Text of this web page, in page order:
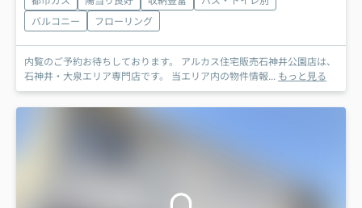
バルコニー
フローリング
内覧のご予約お待ちしております。 アルカス住宅販売石神井公園店は、
石神井・大泉エリア専門店です。 当エリア内の物件情報... もっと見る